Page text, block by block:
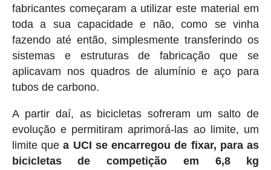
fabricantes começaram a utilizar este material em
toda a sua capacidade e não, como se vinha
fazendo até então, simplesmente transferindo os
sistemas e estruturas de fabricação que se
aplicavam nos quadros de alumínio e aço para
tubos de carbono.
A partir daí, as bicicletas sofreram um salto de
evolução e permitiram aprimorá-las ao limite, um
limite quea UCI se encarregou de fixar, para as
bicicletas de competição em 6,8 kg